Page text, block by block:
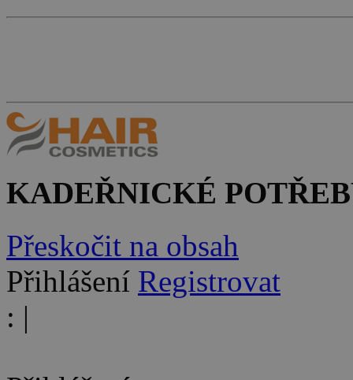
KADEŘNICKÉ
Přeskočit na obsah
Přihlášení Registrovat
: |